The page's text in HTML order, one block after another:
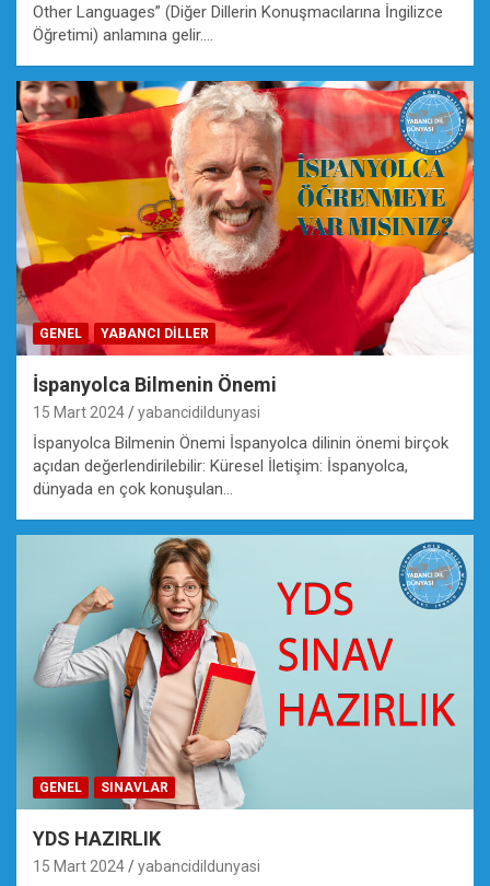
Other Languages” (Diğer Dillerin Konuşmacılarına İngilizce
Öğretimi) anlamına gelir.…
GENEL YABANCI DILLER
İspanyolca Bilmenin Önemi
15 Mart 2024 yabancidildunyasi
İspanyolca Bilmenin Önemi İspanyolca dilinin önemi birçok
açıdan değerlendirilebilir: Küresel İletişim: İspanyolca,
dünyada en çok konuşulan…
GENEL SINAVLAR
YDS HAZIRLIK
15 Mart 2024 yabancidildunyasi